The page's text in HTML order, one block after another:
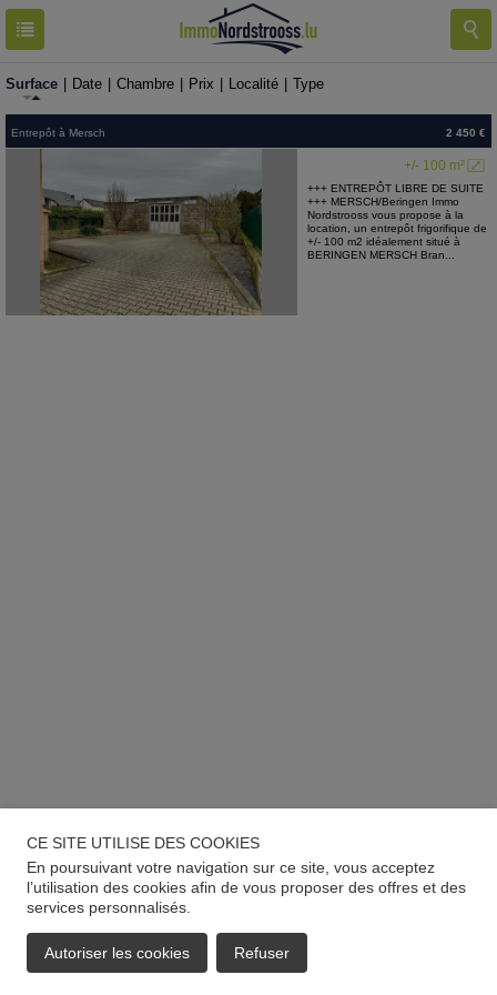
RESULTATS
Surface
Date Chambre Prix Localité Type
Entrepôt à Mersch 2 450 €
+/- 100 m²
+++ ENTREPÔT LIBRE DE SUITE
+++ MERSCH/Beringen Immo
Nordstrooss vous propose à la
location, un entrepôt frigorifique de
+/- 100 m2 idéalement situé à
BERINGEN MERSCH Bran...
CE SITE UTILISE DES COOKIES
En poursuivant votre navigation sur ce site, vous acceptez
l’utilisation des cookies afin de vous proposer des offres et des
services personnalisés.
Autoriser les cookies Refuser